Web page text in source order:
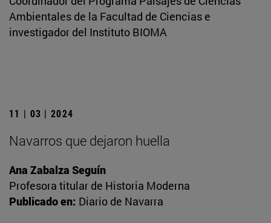
Ambientales de la Facultad de Ciencias e
investigador del Instituto BIOMA
11 | 03 | 2024
Navarros que dejaron huella
Ana Zabalza Seguín
Profesora titular de Historia Moderna
Publicado en: Diario de Navarra